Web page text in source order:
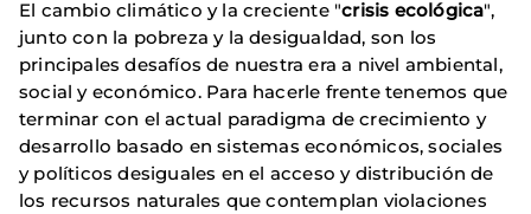
El cambio climático y la creciente "crisis ecológica",
junto con la pobreza y la desigualdad, son los
principales desafíos de nuestra era a nivel ambiental,
social y económico. Para hacerle frente tenemos que
terminar con el actual paradigma de crecimiento y
desarrollo basado en sistemas económicos, sociales
y políticos desiguales en el acceso y distribución de
los recursos naturales que contemplan violaciones